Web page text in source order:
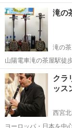
役所横に管楽器個人練
タル＆レッスン使用に最
夏より開始...
兵庫 川西市
滝の
滝の
山陽電車滝の茶屋駅徒
謡・沖縄民謡・沖縄ポ
人レッスン 月～土曜日 10
曜日は...
兵庫 神戸市
クラ
ッス
西宮
ヨーロッパ・日本を中